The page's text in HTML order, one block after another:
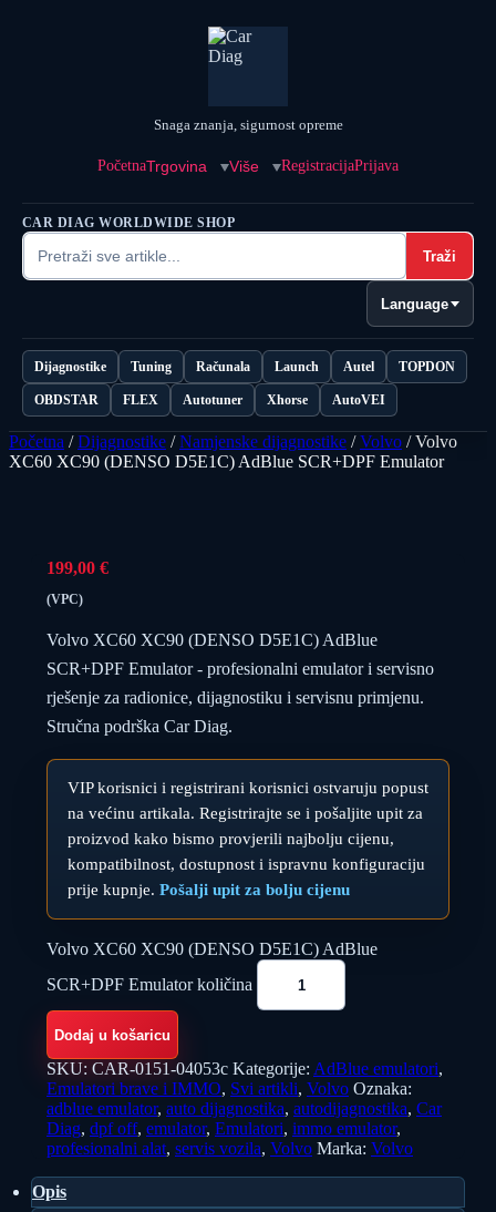
Snaga znanja, sigurnost opreme
PočetnaTrgovina Više RegistracijaPrijava
CAR DIAG WORLDWIDE SHOP
Traži
Language
Dijagnostike Tuning Računala Launch Autel TOPDON
OBDSTAR FLEX Autotuner Xhorse AutoVEI
Početna /Dijagnostike /Namjenske dijagnostike /Volvo / Volvo
XC60 XC90 (DENSO D5E1C) AdBlue SCR+DPF Emulator
199,00 €
(VPC)
Volvo XC60 XC90 (DENSO D5E1C) AdBlue
SCR+DPF Emulator - profesionalni emulator i servisno
rješenje za radionice, dijagnostiku i servisnu primjenu.
Stručna podrška Car Diag.
VIP korisnici i registrirani korisnici ostvaruju popust
na većinu artikala. Registrirajte se i pošaljite upit za
proizvod kako bismo provjerili najbolju cijenu,
kompatibilnost, dostupnost i ispravnu konfiguraciju
prije kupnje. Pošalji upit za bolju cijenu
Volvo XC60 XC90 (DENSO D5E1C) AdBlue
SCR+DPF Emulator količina
Dodaj u košaricu
SKU: CAR-0151-04053c Kategorije: AdBlue emulatori,
Emulatori brave i IMMO, Svi artikli, Volvo Oznaka:
adblue emulator, auto dijagnostika, autodijagnostika, Car
Diag, dpf off, emulator, Emulatori, immo emulator,
profesionalni alat, servis vozila, Volvo Marka: Volvo
Opis